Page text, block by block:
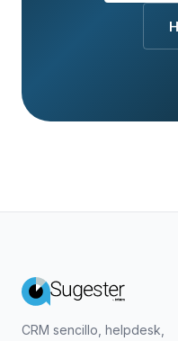
CRM sencillo, helpdesk,